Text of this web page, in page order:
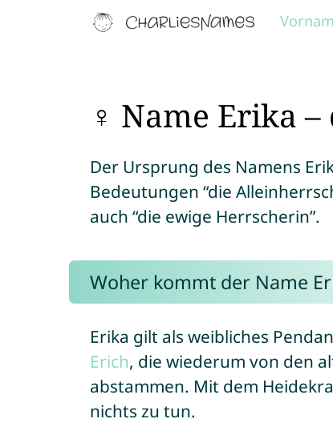
♀ Name Erika
Der Ursprung des Namens
Bedeutungen “die
auch “die ewige Herrscherin”.
Woher kommt der Name
Erika gilt als weibliches
Erich, die wiederum von den
abstammen. Mit dem
nichts zu tun.